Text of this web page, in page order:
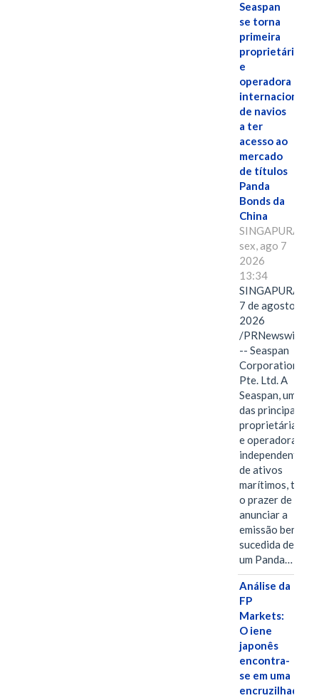
Seaspan
se torna
primeira
proprietária
e
operadora
internacional
de navios
a ter
acesso ao
mercado
de títulos
Panda
Bonds da
China
SINGAPURA,
sex, ago 7
2026
13:34
SINGAPURA,
7 de agosto de
2026
/PRNewswire/
-- Seaspan
Corporation
Pte. Ltd. A
Seaspan, uma
das principais
proprietárias
e operadoras
independentes
de ativos
marítimos, tem
o prazer de
anunciar a
emissão bem-
sucedida de
um Panda…
Análise da
FP
Markets:
O iene
japonês
encontra-
se em uma
encruzilhada